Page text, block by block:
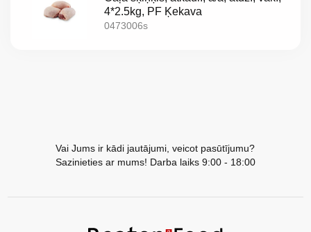
4*2.5kg, PF Ķekava
0473006s
Vai Jums ir kādi jautājumi, veicot pasūtījumu?
Sazinieties ar mums! Darba laiks 9:00 - 18:00